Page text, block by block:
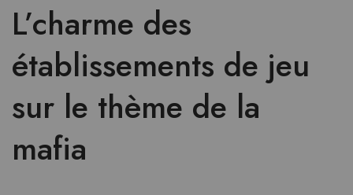
L’charme des
établissements de jeu
sur le thème de la
mafia